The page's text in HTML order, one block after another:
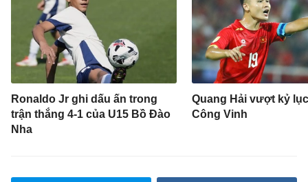
Ronaldo Jr ghi dấu ấn trong
trận thắng 4-1 của U15 Bồ Đào
Nha
Quang Hải vượt kỷ
Công Vinh